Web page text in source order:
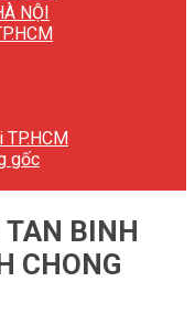
NỘI
gốc
TAN BINH
CHONG